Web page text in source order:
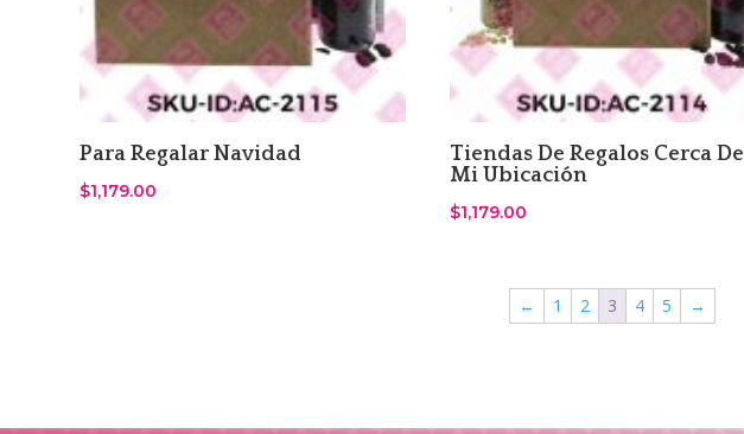
Para Regalar Navidad
$1,179.00
Tiendas De Regalos Cerca De
Mi Ubicación
$1,179.00
← 1 2 3 4 5 →